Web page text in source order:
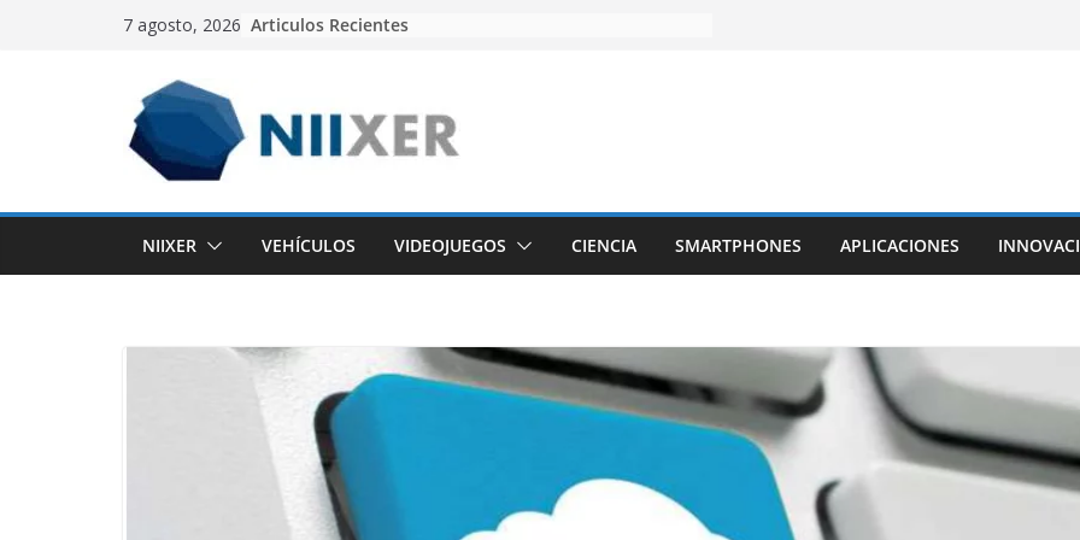
7 agosto, 2026 Articulos Recientes
NIIXER VEHÍCULOS VIDEOJUEGOS CIENCIA SMARTPHONES APLICACIONES